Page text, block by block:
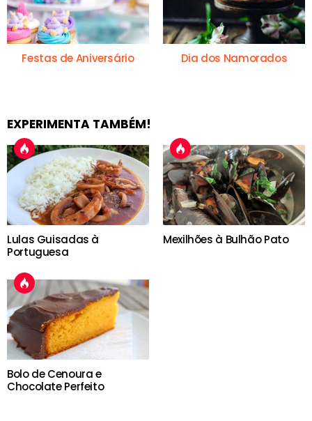
Festas de Aniversário Dia dos Namorados
EXPERIMENTA TAMBÉM!
Lulas Guisadas à
Portuguesa
Mexilhões à Bulhão Pato
Bolo de Cenoura e
Chocolate Perfeito